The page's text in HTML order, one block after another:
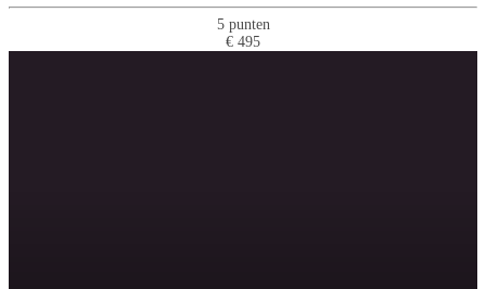
5 punten
€ 495